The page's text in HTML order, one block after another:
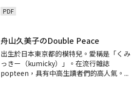
PDF
舟山久美子のDouble Peace
出生於日本東京都的模特兒。愛稱是「くみ
っきー（kumicky）」。在流行雜誌
popteen，具有中高生讀者們的高人氣。 ...